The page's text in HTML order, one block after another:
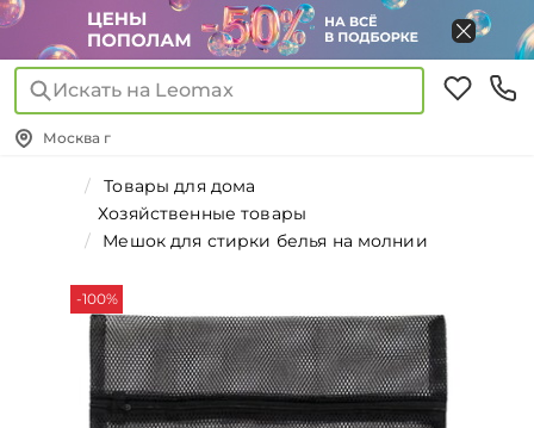
Искать на Leomax
Москва г
Товары для дома
Хозяйственные товары
Мешок для стирки белья на молнии
-100%